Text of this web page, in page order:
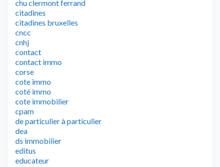
chu clermont ferrand
citadines
citadines bruxelles
cncc
cnhj
contact
contact immo
corse
cote immo
coté immo
cote immobilier
cpam
de particulier à particulier
dea
ds immobilier
editus
educateur